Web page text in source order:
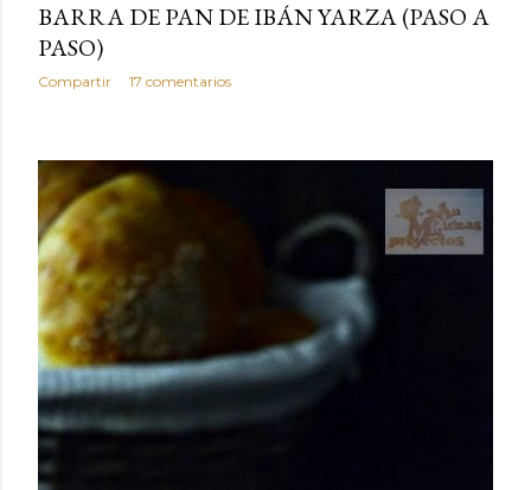
BARRA DE PAN DE IBÁN YARZA (PASO A
PASO)
Compartir 17 comentarios